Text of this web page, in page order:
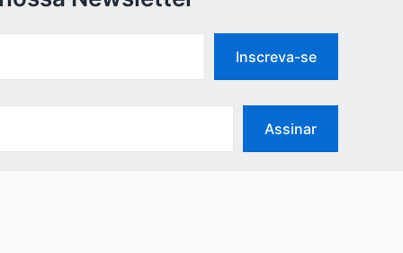
Inscreva-se
Assinar